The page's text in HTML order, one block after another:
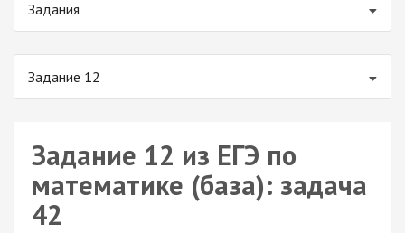
Задания
Задание 12
Задание 12 из ЕГЭ по
математике (база): задача
42